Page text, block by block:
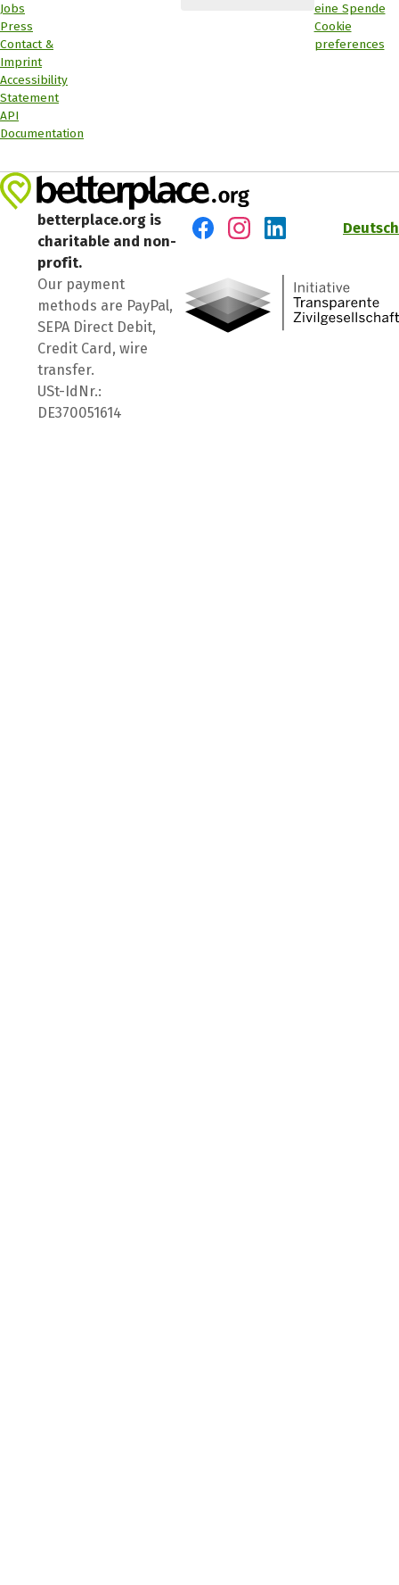
Jobs
Press
Contact &
Imprint
Accessibility
Statement
API
Documentation
eine Spende
Cookie
preferences
betterplace.org is
charitable and non-
profit.
Our payment
methods are PayPal,
SEPA Direct Debit,
Credit Card, wire
transfer.
USt-IdNr.:
DE370051614
Deutsch